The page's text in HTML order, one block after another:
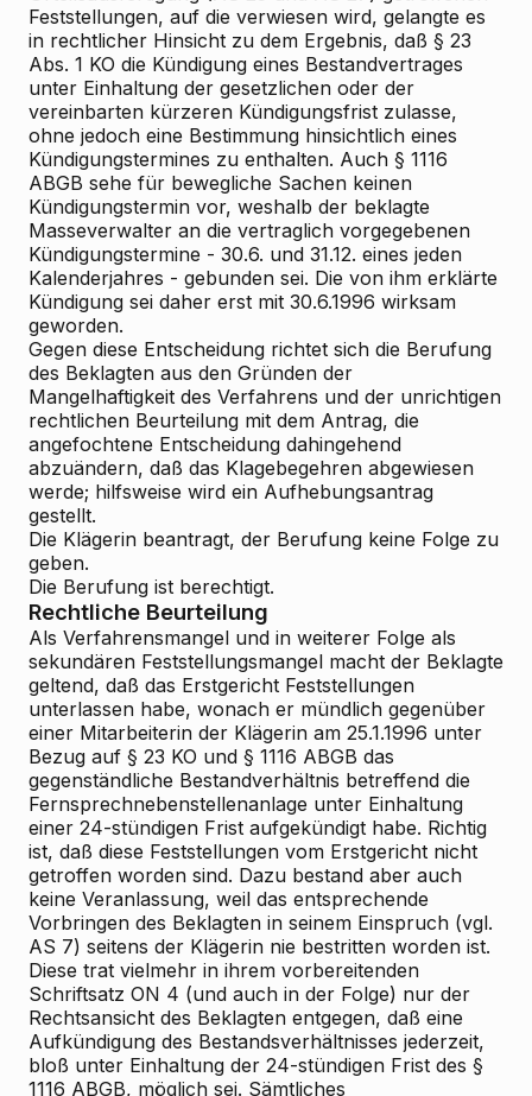
Feststellungen, auf die verwiesen wird, gelangte es
in rechtlicher Hinsicht zu dem Ergebnis, daß § 23
Abs. 1 KO die Kündigung eines Bestandvertrages
unter Einhaltung der gesetzlichen oder der
vereinbarten kürzeren Kündigungsfrist zulasse,
ohne jedoch eine Bestimmung hinsichtlich eines
Kündigungstermines zu enthalten. Auch § 1116
ABGB sehe für bewegliche Sachen keinen
Kündigungstermin vor, weshalb der beklagte
Masseverwalter an die vertraglich vorgegebenen
Kündigungstermine - 30.6. und 31.12. eines jeden
Kalenderjahres - gebunden sei. Die von ihm erklärte
Kündigung sei daher erst mit 30.6.1996 wirksam
geworden.
Gegen diese Entscheidung richtet sich die Berufung
des Beklagten aus den Gründen der
Mangelhaftigkeit des Verfahrens und der unrichtigen
rechtlichen Beurteilung mit dem Antrag, die
angefochtene Entscheidung dahingehend
abzuändern, daß das Klagebegehren abgewiesen
werde; hilfsweise wird ein Aufhebungsantrag
gestellt.
Die Klägerin beantragt, der Berufung keine Folge zu
geben.
Die Berufung ist berechtigt.
Rechtliche Beurteilung
Als Verfahrensmangel und in weiterer Folge als
sekundären Feststellungsmangel macht der Beklagte
geltend, daß das Erstgericht Feststellungen
unterlassen habe, wonach er mündlich gegenüber
einer Mitarbeiterin der Klägerin am 25.1.1996 unter
Bezug auf § 23 KO und § 1116 ABGB das
gegenständliche Bestandverhältnis betreffend die
Fernsprechnebenstellenanlage unter Einhaltung
einer 24-stündigen Frist aufgekündigt habe. Richtig
ist, daß diese Feststellungen vom Erstgericht nicht
getroffen worden sind. Dazu bestand aber auch
keine Veranlassung, weil das entsprechende
Vorbringen des Beklagten in seinem Einspruch (vgl.
AS 7) seitens der Klägerin nie bestritten worden ist.
Diese trat vielmehr in ihrem vorbereitenden
Schriftsatz ON 4 (und auch in der Folge) nur der
Rechtsansicht des Beklagten entgegen, daß eine
Aufkündigung des Bestandsverhältnisses jederzeit,
bloß unter Einhaltung der 24-stündigen Frist des §
1116 ABGB, möglich sei. Sämtliches